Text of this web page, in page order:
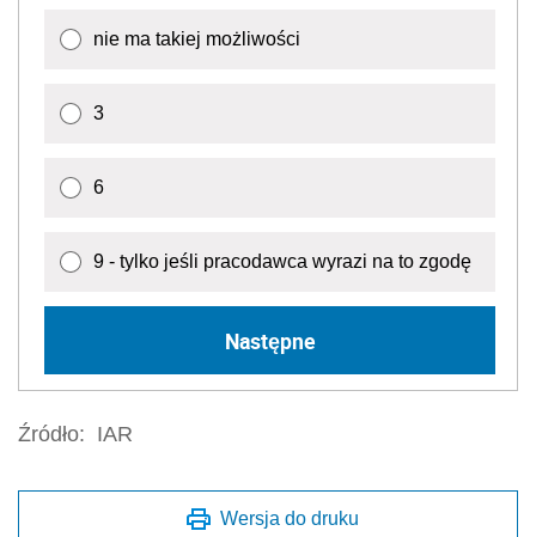
nie ma takiej możliwości
3
6
9 - tylko jeśli pracodawca wyrazi na to zgodę
Następne
Źródło: IAR
Wersja do druku